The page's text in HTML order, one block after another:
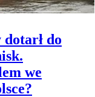
do
we